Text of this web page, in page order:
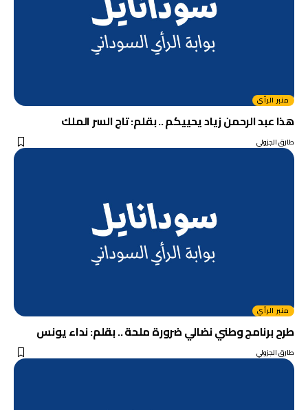
منبر الرأي
هذا عبد الرحمن زياد يحييكم .. بقلم: تاج السر الملك
طارق الجزولي
منبر الرأي
طرح برنامج وطني نضالي ضرورة ملحة .. بقلم: نداء يونس
طارق الجزولي